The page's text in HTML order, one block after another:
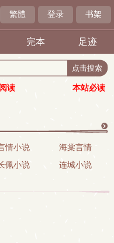
繁體 登录 书架
完本 足迹
读 本站必读
情小说
海棠言情
佩小说 连城小说